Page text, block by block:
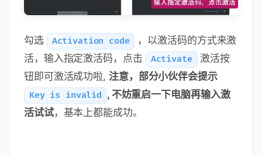
勾选 Activation code
，以激活码的方式来激
活，输入指定激活码，点击
Activate
激活按
钮即可激活成功啦, 注意，部分小伙伴会提示
Key is invalid , 不妨重启一下电脑再输入激
活试试，基本上都能成功。